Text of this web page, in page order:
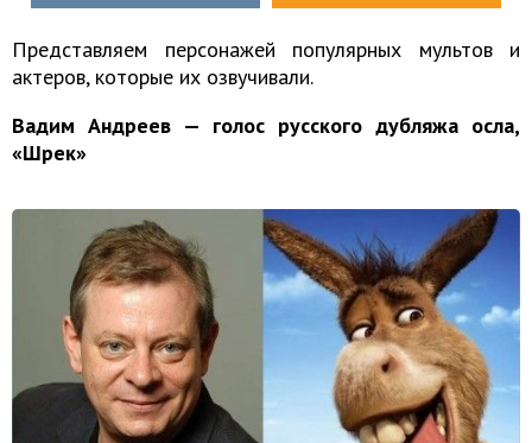
Представляем персонажей популярных мультов и
актеров, которые их озвучивали.
Вадим Андреев — голос русского дубляжа осла,
«Шрек»